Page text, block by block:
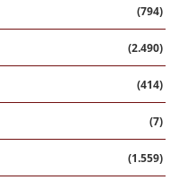
(794)
(2.490)
(414)
(7)
(1.559)